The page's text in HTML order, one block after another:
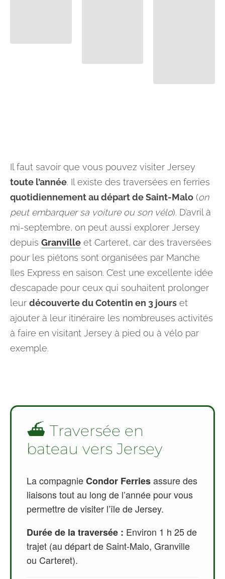
Il faut savoir que vous pouvez visiter Jersey
toute l’année. Il existe des traversées en ferries
quotidiennement au départ de Saint-Malo (on
peut embarquer sa voiture ou son vélo). D’avril à
mi-septembre, on peut aussi explorer Jersey
depuis Granville et Carteret, car des traversées
pour les piétons sont organisées par Manche
Iles Express en saison. C’est une excellente idée
d’escapade pour ceux qui souhaitent prolonger
leur découverte du Cotentin en 3 jours et
ajouter à leur itinéraire les nombreuses activités
à faire en visitant Jersey à pied ou à vélo par
exemple.
⛴️ Traversée en
bateau vers Jersey
La compagnieCondor Ferriesassure des
liaisons tout au long de l’année pour vous
permettre de visiter l’île de Jersey.
Durée de la traversée : Environ 1 h 25 de
trajet (au départ de Saint-Malo, Granville
ou Carteret).